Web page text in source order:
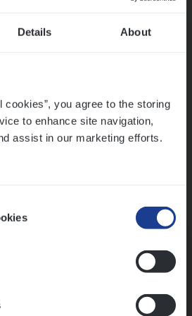
Details About
cookies”, you agree to the storing
to enhance site navigation,
assist in our marketing efforts.